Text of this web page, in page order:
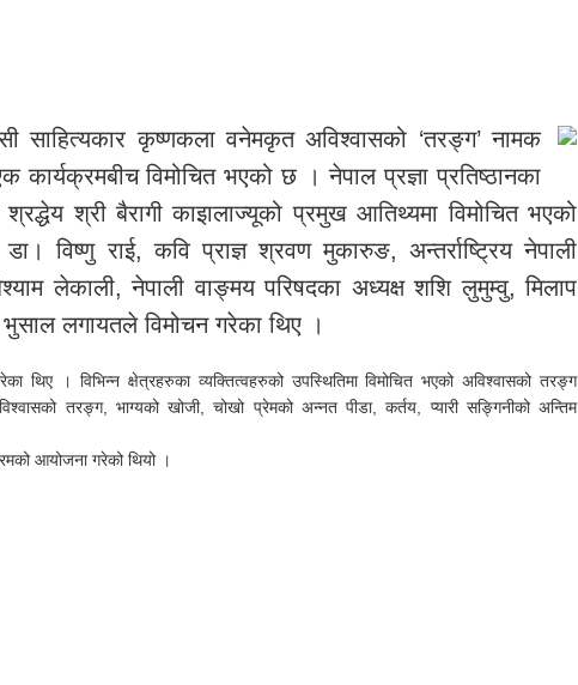
साहित्यकार कृष्णकला वनेमकृत अविश्वासको ‘तरङ्ग’ नामक
कार्यक्रमबीच विमोचित भएको छ । नेपाल प्रज्ञा प्रतिष्ठानका
श्री बैरागी काइालाज्यूको प्रमुख आतिथ्यमा विमोचित भएको
विष्णु राई, कवि प्राज्ञ श्रवण मुकारुङ, अन्तर्राष्ट्रिय नेपाली
लेकाली, नेपाली वाङ्मय परिषदका अध्यक्ष शशि लुमुम्वु, मिलाप
लगायतले विमोचन गरेका थिए ।
थिए । विभिन्न क्षेत्रहरुका व्यक्तित्वहरुको उपस्थितिमा विमोचित भएको अविश्वासको तरङ्ग
तरङ्ग, भाग्यको खोजी, चोखो प्रेमको अन्नत पीडा, कर्तय, प्यारी सङ्गिनीको अन्तिम
आयोजना गरेको थियो ।